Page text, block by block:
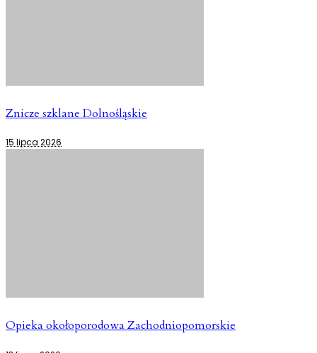
Znicze szklane Dolnośląskie
15 lipca 2026
Opieka okołoporodowa Zachodniopomorskie